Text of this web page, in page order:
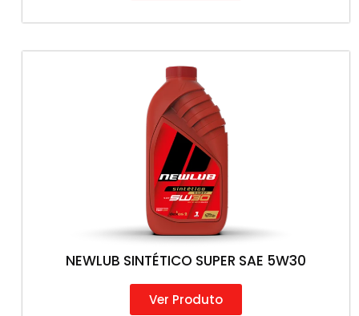
NEWLUB SINTÉTICO SUPER SAE 5W30
Ver Produto